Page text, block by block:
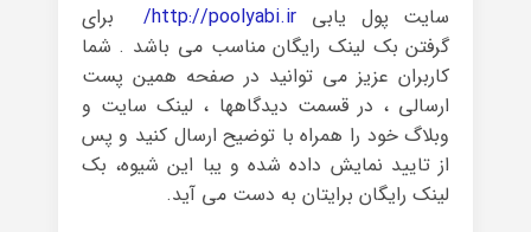
سایت پول یابی http://poolyabi.ir/ برای
گرفتن بک لینک رایگان مناسب می باشد . شما
کاربران عزیز می توانید در صفحه همین پست
ارسالی ، در قسمت دیدگاهها ، لینک سایت و
وبلاگ خود را همراه با توضیح ارسال کنید و پس
از تایید نمایش داده شده و یبا این شیوه، بک
لینک رایگان برایتان به دست می آید.